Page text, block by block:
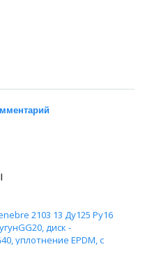
2103 13 Ду125 Ру16
диск -
уплотнение EPDM, с